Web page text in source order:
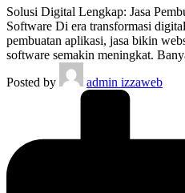
Solusi Digital Lengkap: Jasa
Software Di era transformasi
pembuatan aplikasi, jasa bikin
software semakin meningkat.
Posted by
admin izzaweb